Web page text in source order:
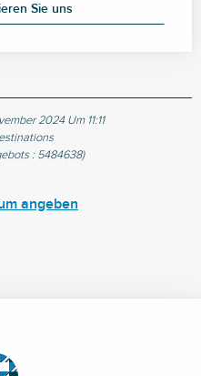
Sie uns
2024 Um 11:11
: 5484638)
angeben